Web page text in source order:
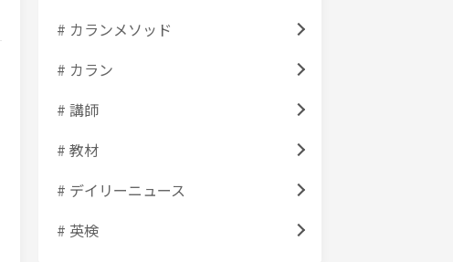
# カランメソッド
# カラン
# 講師
# 教材
# デイリーニュース
# 英検